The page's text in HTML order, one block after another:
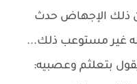
ذلك الإجهاض حدث
غير مستوعب ذلك...
بتعلثم وعصبيه: